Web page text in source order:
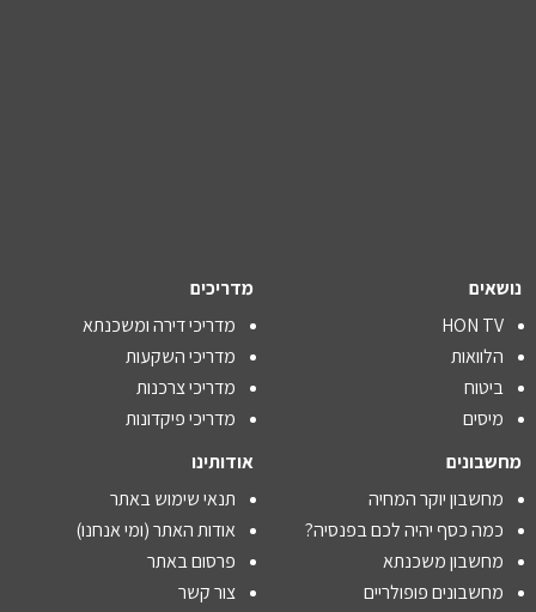
נושאים
HON TV
הלוואות
ביטוח
מיסים
מדריכים
מדריכי דירה ומשכנתא
מדריכי השקעות
מדריכי צרכנות
מדריכי פיקדונות
מחשבונים
מחשבון יוקר המחיה
כמה כסף יהיה לכם בפנסיה?
מחשבון משכנתא
מחשבונים פופולריים
אודותינו
תנאי שימוש באתר
אודות האתר (ומי אנחנו)
פרסום באתר
צור קשר